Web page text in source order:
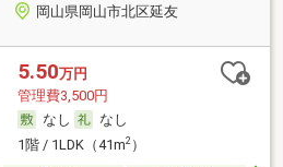
岡山県岡山市北区延友
5.50万円
管理費3,500円
なし
なし
1階 / 1LDK（41m2）